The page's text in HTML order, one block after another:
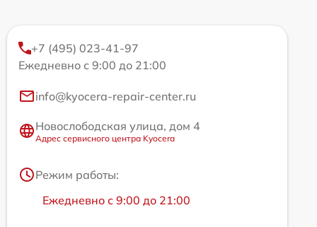
+7 (495) 023-41-97
Ежедневно с 9:00 до 21:00
info@kyocera-repair-center.ru
Новослободская улица, дом 4
Адрес сервисного центра Kyocera
Режим работы:
Ежедневно с 9:00 до 21:00